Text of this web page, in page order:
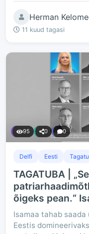
Herman
11 kuud tagasi
95 0 0
Delfi Eesti
TAGATUBA |
õigeks pean.“
Isamaa tahab
Eestis